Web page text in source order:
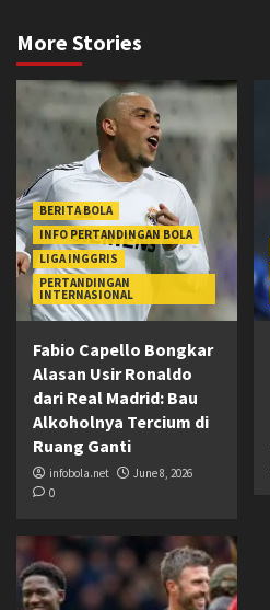
More Stories
BERITA BOLA
INFO PERTANDINGAN BOLA
LIGA INGGRIS
PERTANDINGAN
INTERNASIONAL
Fabio Capello Bongkar
Alasan Usir Ronaldo
dari Real Madrid: Bau
Alkoholnya Tercium di
Ruang Ganti
infobola.net
June 8, 2026
0